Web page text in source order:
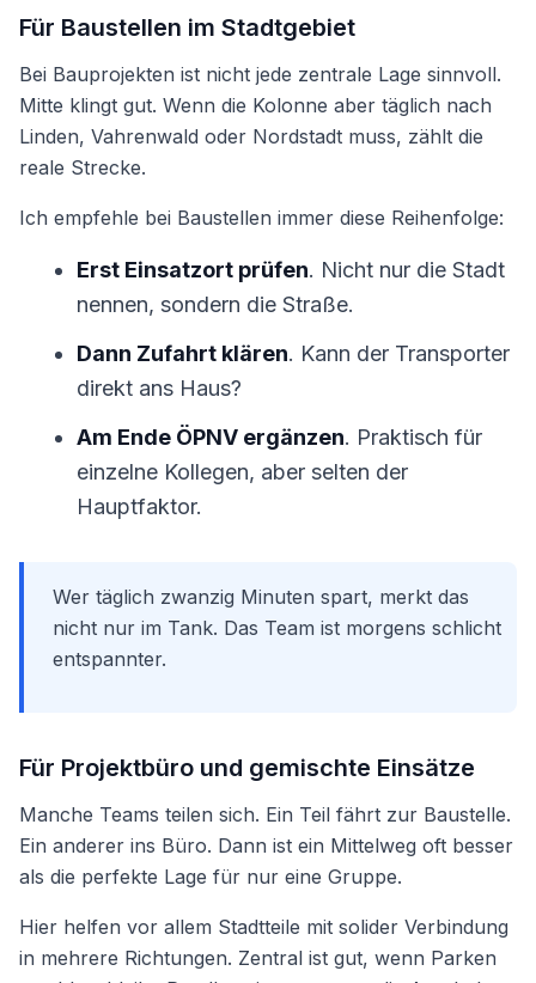
Für Baustellen im Stadtgebiet
Bei Bauprojekten ist nicht jede zentrale Lage sinnvoll.
Mitte klingt gut. Wenn die Kolonne aber täglich nach
Linden, Vahrenwald oder Nordstadt muss, zählt die
reale Strecke.
Ich empfehle bei Baustellen immer diese Reihenfolge:
Erst Einsatzort prüfen. Nicht nur die Stadt
nennen, sondern die Straße.
Dann Zufahrt klären. Kann der Transporter
direkt ans Haus?
Am Ende ÖPNV ergänzen. Praktisch für
einzelne Kollegen, aber selten der
Hauptfaktor.
Wer täglich zwanzig Minuten spart, merkt das
nicht nur im Tank. Das Team ist morgens schlicht
entspannter.
Für Projektbüro und gemischte Einsätze
Manche Teams teilen sich. Ein Teil fährt zur Baustelle.
Ein anderer ins Büro. Dann ist ein Mittelweg oft besser
als die perfekte Lage für nur eine Gruppe.
Hier helfen vor allem Stadtteile mit solider Verbindung
in mehrere Richtungen. Zentral ist gut, wenn Parken